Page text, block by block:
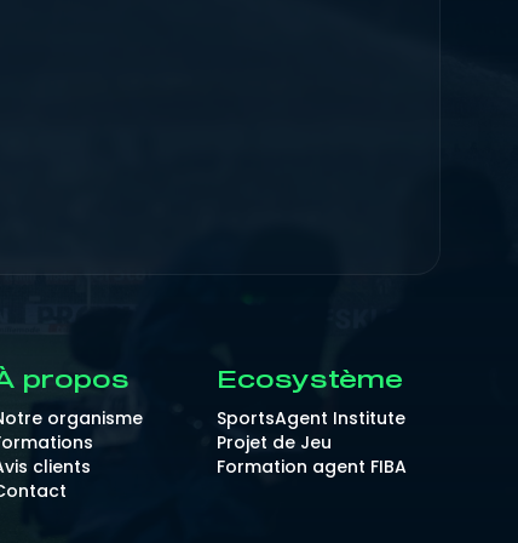
propos
organisme
clients
Ecosystème
SportsAgent Institute
Projet de Jeu
Formation agent FIBA